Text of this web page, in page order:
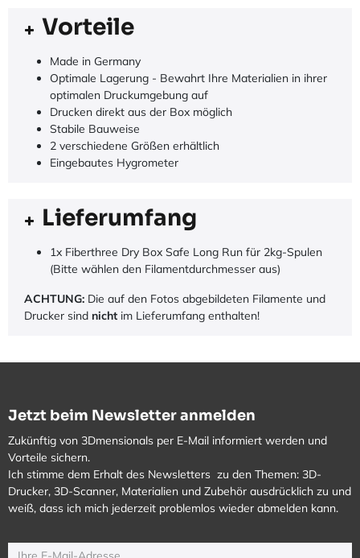
Vorteile
Made in Germany
Optimale Lagerung - Bewahrt Ihre Materialien in ihrer
optimalen Druckumgebung auf
Drucken direkt aus der Box möglich
Stabile Bauweise
2 verschiedene Größen erhältlich
Eingebautes Hygrometer
Lieferumfang
1x Fiberthree Dry Box Safe Long Run für 2kg-Spulen
(Bitte wählen den Filamentdurchmesser aus)
ACHTUNG: Die auf den Fotos abgebildeten Filamente und
Drucker sind nicht im Lieferumfang enthalten!
Jetzt beim Newsletter anmelden
Zukünftig von 3Dmensionals per E-Mail informiert werden und
Vorteile sichern.
Ich stimme dem Erhalt des Newsletters zu den Themen: 3D-
Drucker, 3D-Scanner, Materialien und Zubehör ausdrücklich zu und
weiß, dass ich mich jederzeit problemlos wieder abmelden kann.